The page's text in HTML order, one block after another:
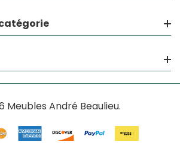
Meubles André Beaulieu.